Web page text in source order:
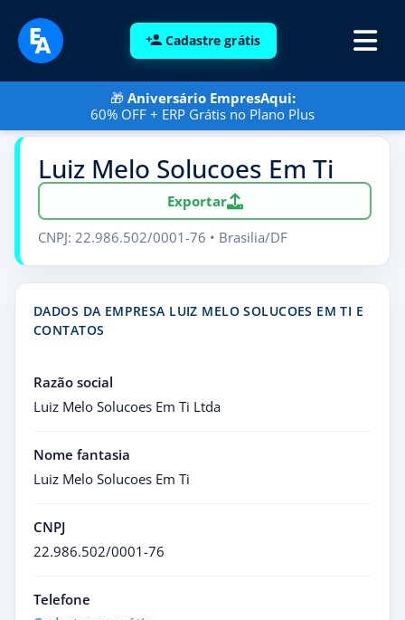
Cadastre grátis
🎁 Aniversário EmpresAqui:
60% OFF + ERP Grátis no Plano Plus
Luiz Melo Solucoes Em Ti
Exportar
CNPJ: 22.986.502/0001-76 • Brasilia/DF
DADOS DA EMPRESA LUIZ MELO SOLUCOES EM TI E
CONTATOS
Razão social
Luiz Melo Solucoes Em Ti Ltda
Nome fantasia
Luiz Melo Solucoes Em Ti
CNPJ
22.986.502/0001-76
Telefone